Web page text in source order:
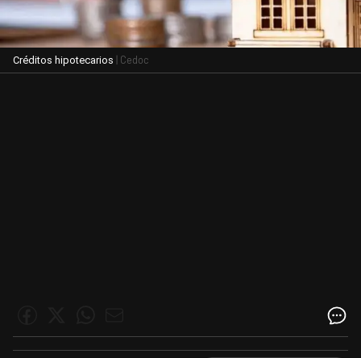
Créditos hipotecarios | Cedoc